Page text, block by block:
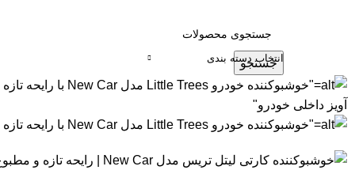
انتخاب دسته بندی
جستجو